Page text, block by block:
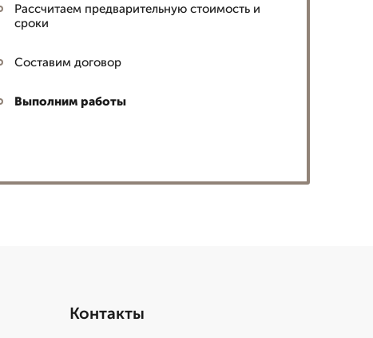
Рассчитаем предварительную стоимость и
сроки
Составим договор
Выполним работы
Контакты